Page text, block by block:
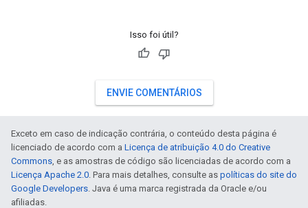
Isso foi útil?
ENVIE COMENTÁRIOS
Exceto em caso de indicação contrária, o conteúdo desta página é
licenciado de acordo com a Licença de atribuição 4.0 do Creative
Commons, e as amostras de código são licenciadas de acordo com a
Licença Apache 2.0. Para mais detalhes, consulte as políticas do site do
Google Developers. Java é uma marca registrada da Oracle e/ou
afiliadas.